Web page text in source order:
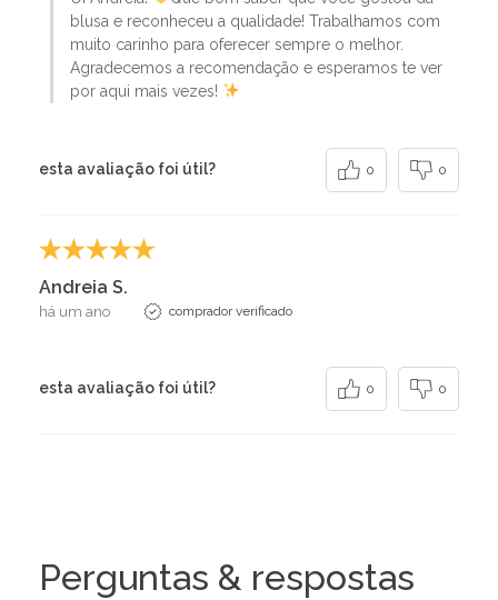
blusa e reconheceu a qualidade! Trabalhamos com
muito carinho para oferecer sempre o melhor.
Agradecemos a recomendação e esperamos te ver
por aqui mais vezes!
esta avaliação foi útil? 0 0
Andreia S.
há um ano comprador verificado
esta avaliação foi útil? 0 0
Perguntas & respostas